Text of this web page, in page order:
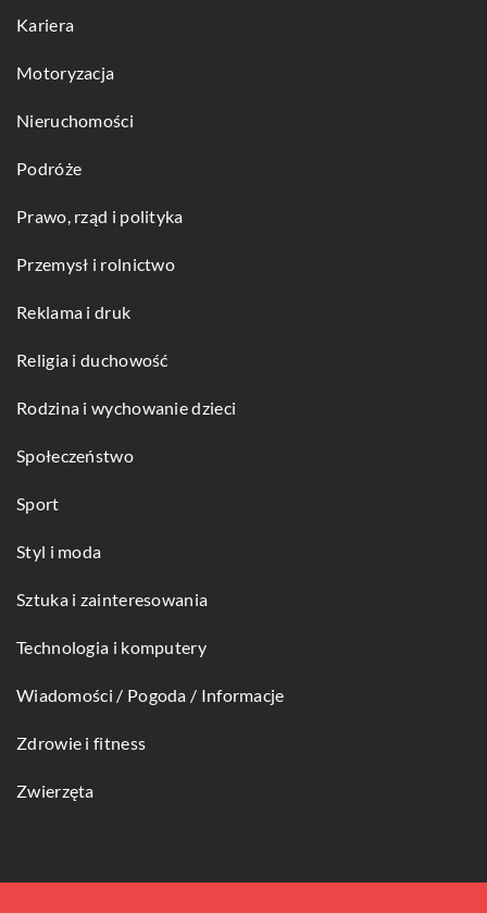
Kariera
Motoryzacja
Nieruchomości
Podróże
Prawo, rząd i polityka
Przemysł i rolnictwo
Reklama i druk
Religia i duchowość
Rodzina i wychowanie dzieci
Społeczeństwo
Sport
Styl i moda
Sztuka i zainteresowania
Technologia i komputery
Wiadomości / Pogoda / Informacje
Zdrowie i fitness
Zwierzęta